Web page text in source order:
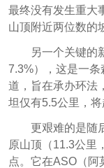
最终没有发生重大
山顶附近两位数的
另一个关键的
7.3%），这是一
道，旨在承办环法
坦仅有5.5公里，将
更艰难的是随
原山顶（11.3公里
点。它在ASO（阿